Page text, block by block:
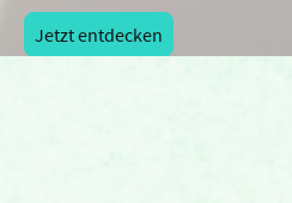
Jetzt entdecken